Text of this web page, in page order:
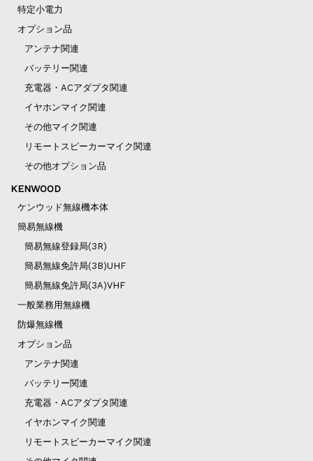
特定小電力
オプション品
アンテナ関連
バッテリー関連
充電器・ACアダプタ関連
イヤホンマイク関連
その他マイク関連
リモートスピーカーマイク関連
その他オプション品
KENWOOD
ケンウッド無線機本体
簡易無線機
簡易無線登録局(3R)
簡易無線免許局(3B)UHF
簡易無線免許局(3A)VHF
一般業務用無線機
防爆無線機
オプション品
アンテナ関連
バッテリー関連
充電器・ACアダプタ関連
イヤホンマイク関連
リモートスピーカーマイク関連